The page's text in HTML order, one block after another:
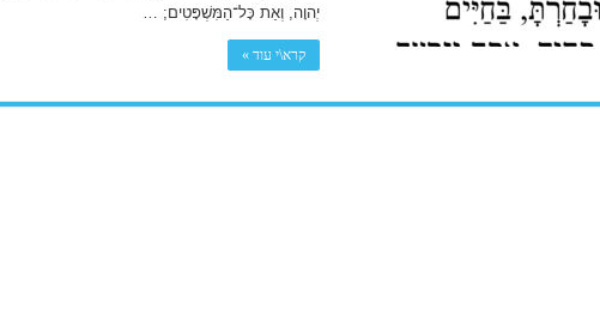
יְהוָה, וְאֵת כָּל־הַמִּשְׁפָּטִים; …
קרא\י עוד »